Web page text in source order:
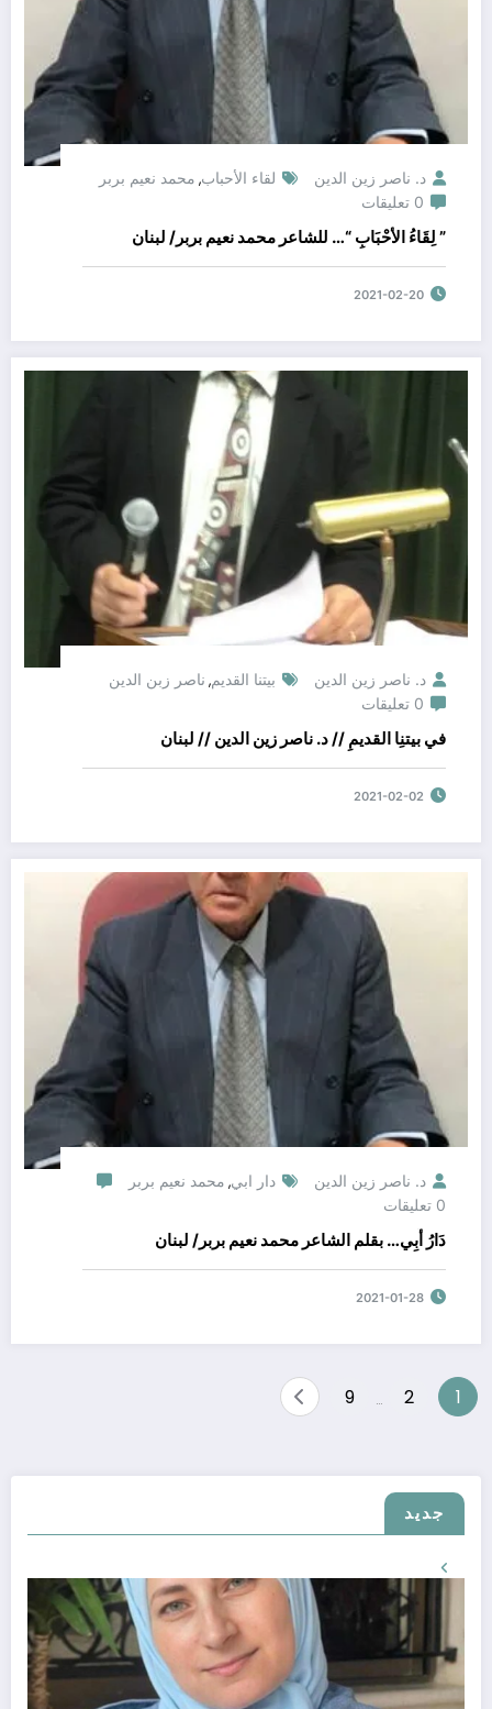
د. ناصر زين الدين لقاء الأحباب, محمد نعيم بربر
0 تعليقات
” لِقَاءُ الأحْبَابِ “… للشاعر محمد نعيم بربر/ لبنان
2021-02-20
د. ناصر زين الدين بيتنا القديم, ناصر زبن الدين
0 تعليقات
في بيتنِا القديمِ // د. ناصر زين الدين // لبنان
2021-02-02
د. ناصر زين الدين دار ابي, محمد نعيم بربر
0 تعليقات
دَارُ أَبِي… بقلم الشاعر محمد نعيم بربر/ لبنان
2021-01-28
تصفّح
1
2
9
جديد